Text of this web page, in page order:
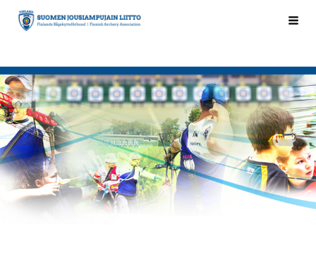
Siirry
sivun
Suomen Jousiampujain Liitto ry